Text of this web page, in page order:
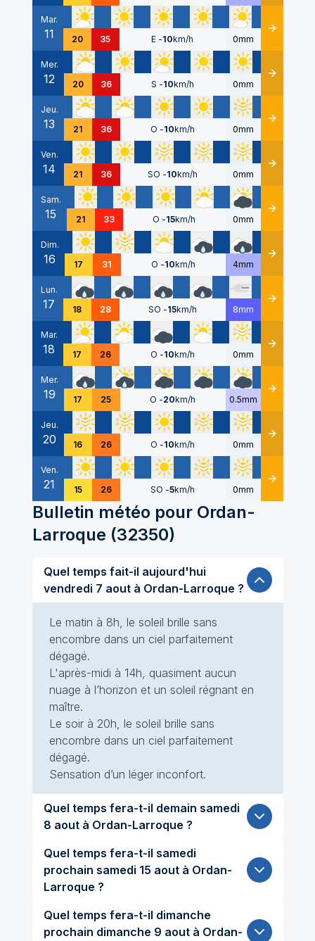
Mar.
11 20 35 E -10km/h 0mm Détails
Mer.
12 20 36 S -10km/h 0mm Détails
Jeu.
13 21 36 O -10km/h 0mm Détails
Ven.
14 21 36 SO -10km/h 0mm Détails
Sam.
15 21 33 O -15km/h 0mm Détails
Dim.
16 17 31 O -10km/h 4mm Détails
Lun.
17 18 28 SO -15km/h 8mm Détails
Mar.
18 17 26 O -10km/h 0mm Détails
Mer.
19 17 25 O -20km/h 0.5mm Détails
Jeu.
20 16 26 O -10km/h 0mm Détails
Ven.
21 15 26 SO -5km/h 0mm Détails
Bulletin météo pour Ordan-
Larroque (32350)
Quel temps fait-il aujourd'hui
vendredi 7 aout à Ordan-Larroque ?
Le matin à 8h, le soleil brille sans
encombre dans un ciel parfaitement
dégagé.
L'après-midi à 14h, quasiment aucun
nuage à l’horizon et un soleil régnant en
maître.
Le soir à 20h, le soleil brille sans
encombre dans un ciel parfaitement
dégagé.
Sensation d’un léger inconfort.
Quel temps fera-t-il demain samedi
8 aout à Ordan-Larroque ?
Quel temps fera-t-il samedi
prochain samedi 15 aout à Ordan-
Larroque ?
Quel temps fera-t-il dimanche
prochain dimanche 9 aout à Ordan-